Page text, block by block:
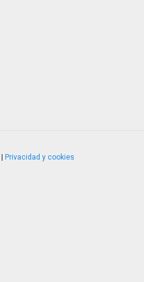
Privacidad y cookies